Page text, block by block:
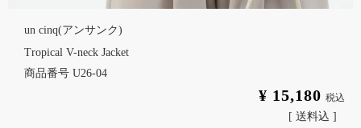
un cinq(アンサンク)
Tropical V-neck Jacket
商品番号 U26-04
¥ 15,180 税込
送料込